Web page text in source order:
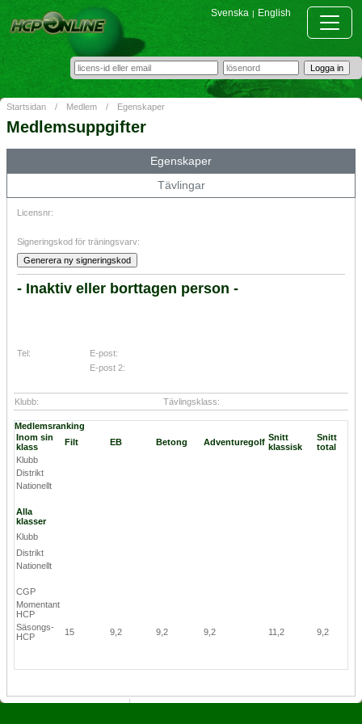
Svenska | English
Startsidan / Medlem / Egenskaper
Medlemsuppgifter
Egenskaper
Tävlingar
Licensnr:
Signeringskod för träningsvarv:
- Inaktiv eller borttagen person -
Tel:
E-post:
E-post 2:
Klubb: Tävlingsklass:
Medlemsranking
Inom sin
klass
Filt EB Betong Adventuregolf Snitt
klassisk
Snitt
total
Klubb
Distrikt
Nationellt
Alla
klasser
Klubb
Distrikt
Nationellt
CGP
Momentant
HCP
Säsongs-
HCP
15 9,2 9,2 9,2 11,2 9,2